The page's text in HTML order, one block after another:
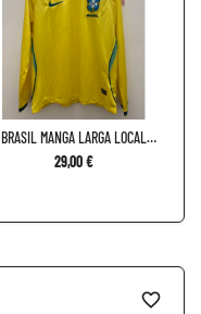
BRASIL MANGA LARGA LOCAL
2026
29,00 €
favorite_border